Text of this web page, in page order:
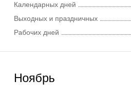
Календарных дней
Выходных и праздничных
Рабочих дней
Ноябрь